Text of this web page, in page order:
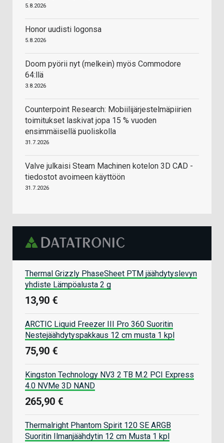
5.8.2026
Honor uudisti logonsa
5.8.2026
Doom pyörii nyt (melkein) myös Commodore
64:llä
3.8.2026
Counterpoint Research: Mobiilijärjestelmäpiirien
toimitukset laskivat jopa 15 % vuoden
ensimmäisellä puoliskolla
31.7.2026
Valve julkaisi Steam Machinen kotelon 3D CAD -
tiedostot avoimeen käyttöön
31.7.2026
Thermal Grizzly PhaseSheet PTM jäähdytyslevyn
yhdiste Lämpöalusta 2 g
13,90 €
ARCTIC Liquid Freezer III Pro 360 Suoritin
Nestejäähdytyspakkaus 12 cm musta 1 kpl
75,90 €
Kingston Technology NV3 2 TB M.2 PCI Express
4.0 NVMe 3D NAND
265,90 €
Thermalright Phantom Spirit 120 SE ARGB
Suoritin Ilmanjäähdytin 12 cm Musta 1 kpl